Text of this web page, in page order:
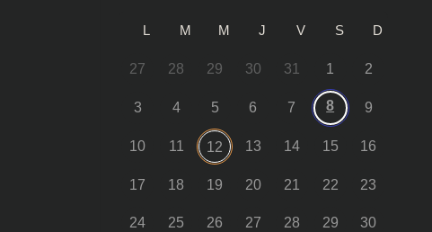
L M M J V S D
27 28 29 30 31 1 2
3 4 5 6 7 8 9
10 11 12 13 14 15 16
17 18 19 20 21 22 23
24 25 26 27 28 29 30